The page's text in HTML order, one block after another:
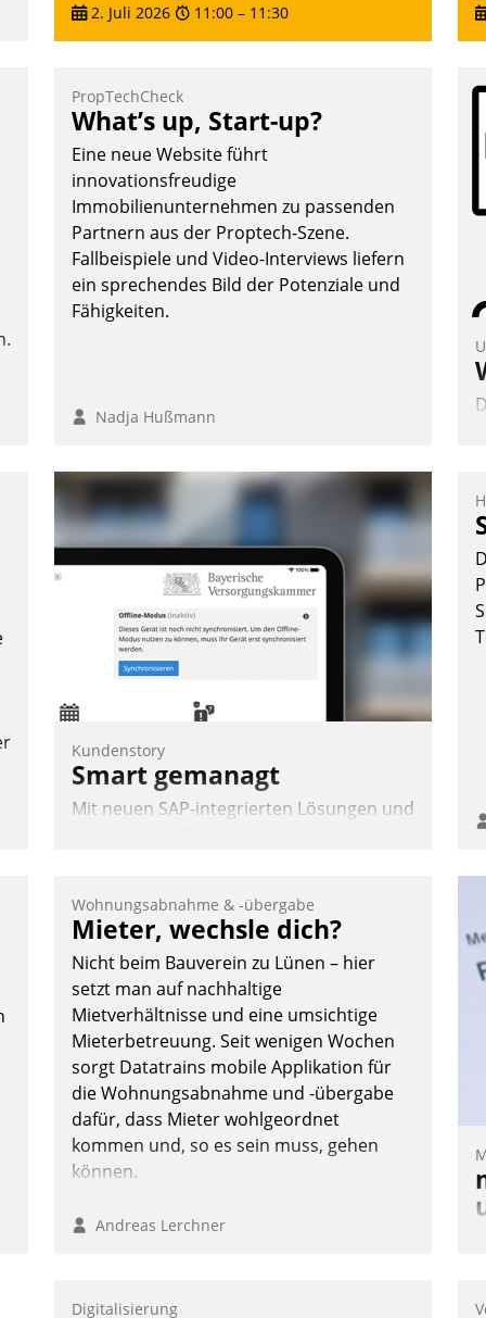
2. Juli 2026 11:00 – 11:30
PropTechCheck
What’s up, Start-up?
Eine neue Website führt
innovationsfreudige
Immobilienunternehmen zu passenden
Partnern aus der Proptech-Szene.
Fallbeispiele und Video-Interviews liefern
ein sprechendes Bild der Potenziale und
Fähigkeiten.
Nadja Hußmann
Kundenstory
Smart gemanagt
Mit neuen SAP-integrierten Lösungen und
Kapitalanlage für künftige Aufgaben und
Herausforderungen gerüstet.
Nadja Hußmann
Wohnungsabnahme & -übergabe
Mieter, wechsle dich?
Nicht beim Bauverein zu Lünen – hier
setzt man auf nachhaltige
Mietverhältnisse und eine umsichtige
Mieterbetreuung. Seit wenigen Wochen
sorgt Datatrains mobile Applikation für
die Wohnungsabnahme und -übergabe
dafür, dass Mieter wohlgeordnet
kommen und, so es sein muss, gehen
können.
Andreas Lerchner
Digitalisierung